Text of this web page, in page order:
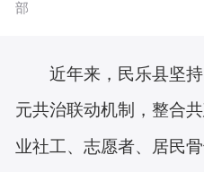
部
近年来，民乐县坚
元共治联动机制，整合
业社工、志愿者、居民